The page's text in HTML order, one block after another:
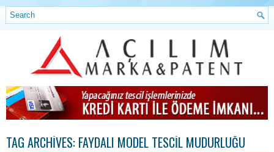
TAG ARCHIVES: FAYDALI MODEL TESCIL MÜDÜRLÜĞÜ